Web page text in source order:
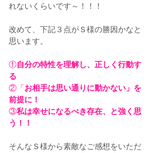
れないくらいです～！！！
改めて、下記３点がＳ様の勝因かなと
思います。
①自分の特性を理解し、正しく行動す
る
②「 お相手は思い通りに動かない」を
前提に！
③私は幸せになるべき存在、と強く思
う！！
そんなＳ様から素敵なご感想をいただ